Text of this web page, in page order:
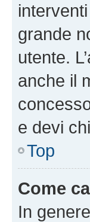
grande
utente.
anche il
e devi
Top
Come
In